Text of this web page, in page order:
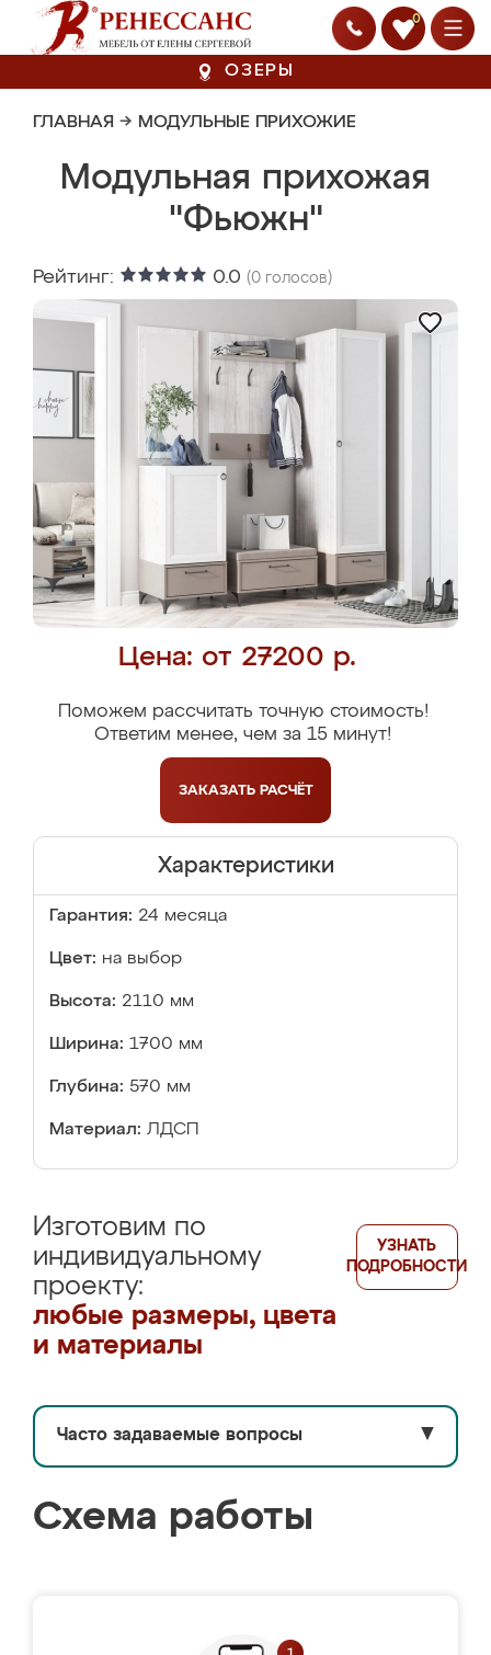
0
ОЗЕРЫ
ГЛАВНАЯ → МОДУЛЬНЫЕ ПРИХОЖИЕ
Модульная прихожая
"Фьюжн"
Рейтинг: 0.0 (0 голосов)
Цена: от 27200 р.
Поможем рассчитать точную стоимость!
Ответим менее, чем за 15 минут!
ЗАКАЗАТЬ РАСЧЁТ
Характеристики
Гарантия: 24 месяца
Цвет: на выбор
Высота: 2110 мм
Ширина: 1700 мм
Глубина: 570 мм
Материал: ЛДСП
Изготовим по
индивидуальному
проекту:
любые размеры, цвета
и материалы
УЗНАТЬ
ПОДРОБНОСТИ
Часто задаваемые вопросы ▼
Схема работы